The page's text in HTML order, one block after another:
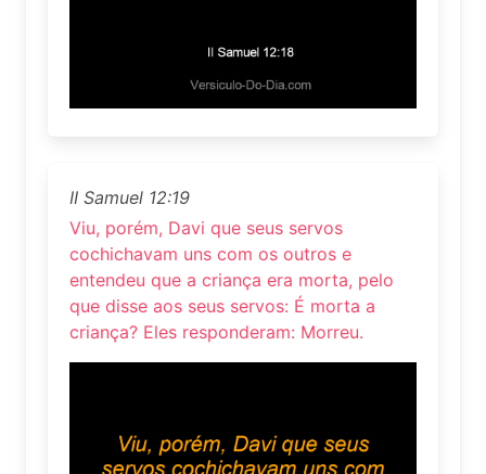
II Samuel 12:19
Viu, porém, Davi que seus servos
cochichavam uns com os outros e
entendeu que a criança era morta, pelo
que disse aos seus servos: É morta a
criança? Eles responderam: Morreu.